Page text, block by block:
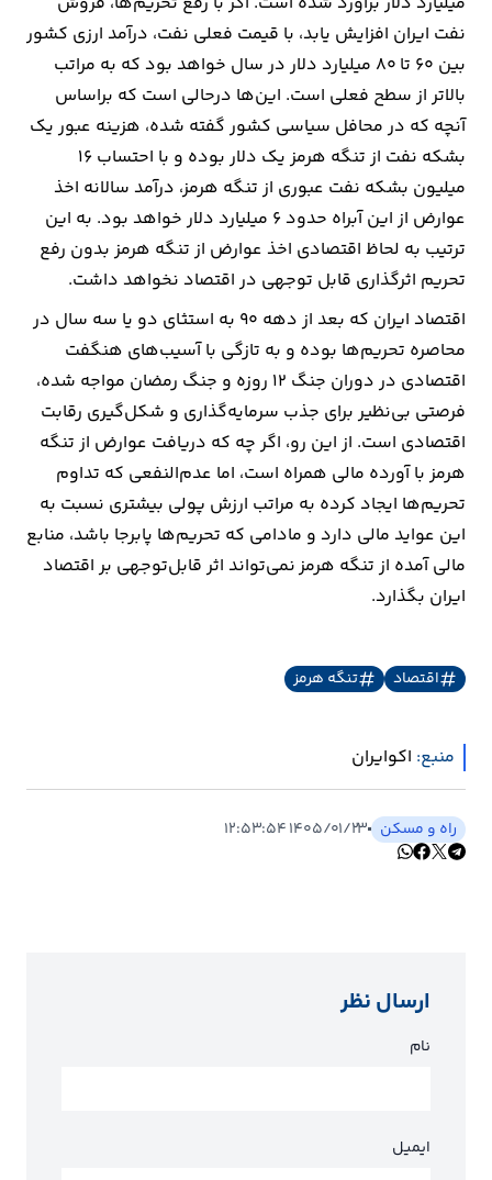
نفت ایران افزایش یابد، با قیمت فعلی نفت، درآمد ارزی کشور
بین 60 تا 80 میلیارد دلار در سال خواهد بود که به مراتب
بالاتر از سطح فعلی است. این‌ها درحالی است که براساس
آنچه که در محافل سیاسی کشور گفته شده، هزینه عبور یک
بشکه نفت از تنگه هرمز یک دلار بوده و با احتساب 16
میلیون بشکه نفت عبوری از تنگه هرمز، درآمد سالانه اخذ
عوارض از این آبراه حدود 6 میلیارد دلار خواهد بود. به این
ترتیب به لحاظ اقتصادی اخذ عوارض از تنگه هرمز بدون رفع
تحریم اثرگذاری قابل توجهی در اقتصاد نخواهد داشت.
اقتصاد ایران که بعد از دهه 90 به استثای دو یا سه سال در
محاصره تحریم‌ها بوده و به تازگی با آسیب‌های هنگفت
اقتصادی در دوران جنگ 12 روزه و جنگ رمضان مواجه شده،
فرصتی بی‌نظیر برای جذب سرمایه‌گذاری و شکل‌گیری رقابت
اقتصادی است. از این رو، اگر چه که دریافت عوارض از تنگه
هرمز با آورده مالی همراه است، اما عدم‌النفعی که تداوم
تحریم‌ها ایجاد کرده به مراتب ارزش پولی بیشتری نسبت به
این عواید مالی دارد و مادامی که تحریم‌ها پابرجا باشد، منابع
مالی آمده از تنگه هرمز نمی‌تواند اثر قابل‌توجهی بر اقتصاد
ایران بگذارد.
اقتصاد تنگه هرمز
منبع: اکوایران
راه و مسکن ۱۴۰۵/۰۱/۲۳ ۱۲:۵۳:۵۴
ارسال نظر
نام
ایمیل